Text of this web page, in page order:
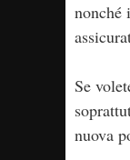
nonché
Se
nuova